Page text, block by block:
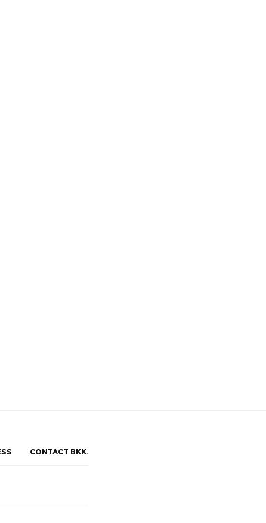
CONTACT BKK.